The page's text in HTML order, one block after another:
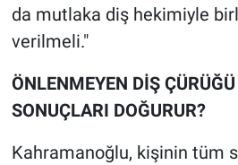
da mutlaka diş hekimiyle
verilmeli."
ÖNLENMEYEN DİŞ
SONUÇLARI DOĞURUR?
Kahramanoğlu, kişinin tüm